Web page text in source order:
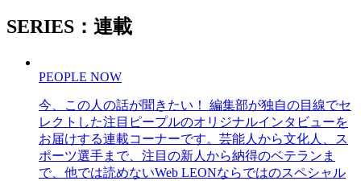
SERIES：連載
PEOPLE NOW
今、この人の話が聞きたい！ 編集部が独自の目線でセ
レクトした注目ピープルのオリジナルインタビューを
お届けする連載コーナーです。芸能人から文化人、ス
ポーツ選手まで、注目の新人から納得のベテランま
で、他では読めないWeb LEONならではのスペシャル